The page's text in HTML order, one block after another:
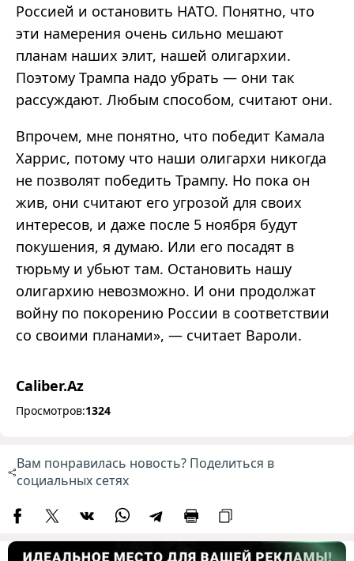
Россией и остановить НАТО. Понятно, что
эти намерения очень сильно мешают
планам наших элит, нашей олигархии.
Поэтому Трампа надо убрать — они так
рассуждают. Любым способом, считают они.
Впрочем, мне понятно, что победит Камала
Харрис, потому что наши олигархи никогда
не позволят победить Трампу. Но пока он
жив, они считают его угрозой для своих
интересов, и даже после 5 ноября будут
покушения, я думаю. Или его посадят в
тюрьму и убьют там. Остановить нашу
олигархию невозможно. И они продолжат
войну по покорению России в соответствии
со своими планами», — считает Вароли.
Caliber.Az
Просмотров:1324
Вам понравилась новость? Поделиться в
социальных сетях